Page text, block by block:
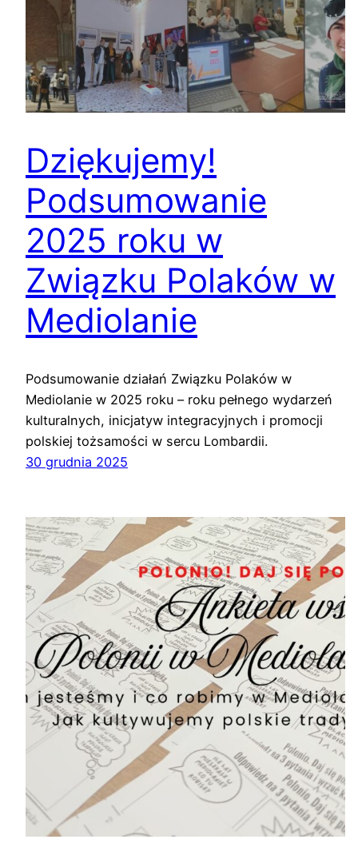
Dziękujemy!
Podsumowanie
2025 roku w
Związku Polaków w
Mediolanie
Podsumowanie działań Związku Polaków w
Mediolanie w 2025 roku – roku pełnego wydarzeń
kulturalnych, inicjatyw integracyjnych i promocji
polskiej tożsamości w sercu Lombardii.
30 grudnia 2025